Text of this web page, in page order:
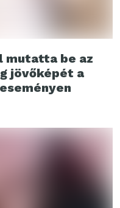
mutatta be az
jövőképét a